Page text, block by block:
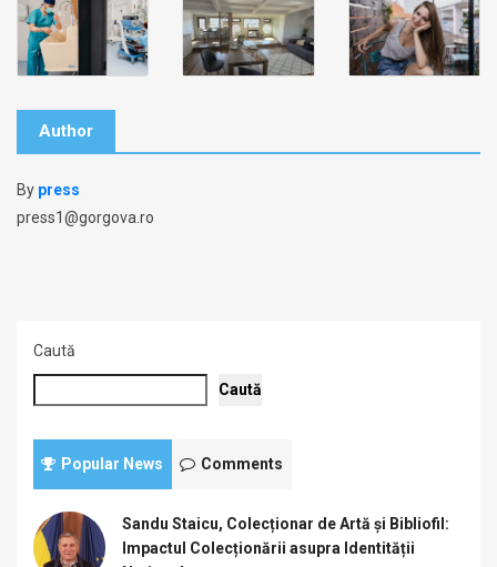
Author
By press
press1@gorgova.ro
Caută
Caută
Popular News Comments
Sandu Staicu, Colecționar de Artă și Bibliofil:
Impactul Colecționării asupra Identității